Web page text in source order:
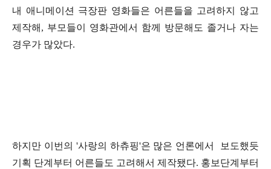
내 애니메이션 극장판 영화들은 어른들을 고려하지 않고
제작해 , 부모들이 영화관에서 함께 방문해도 졸거나 자는
경우가 많았다.
하지만 이번의 '사랑의 하츄핑'은 많은 언론에서
보도했듯
기획 단계부터 어른들도 고려해서 제작됐다. 홍보단계부터